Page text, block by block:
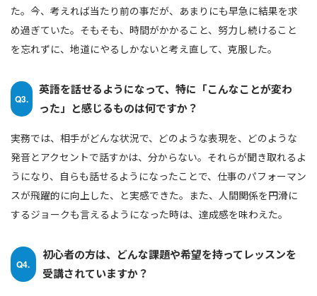
た。今、考えれば当たり前の事だが、あまりにも早急に結果を求
め過ぎていた。そもそも、時間がかかること、努力し続けること
を忘れずに、地道にやるしかないと考え直して、克服した。
Q3.
英語を話せるようになって、特に「こんなことが変わ
った」と感じるものは何ですか？
実務では、相手がどんな状況で、どのような表現を、どのような
発音とアクセントで話すかは、分からない。それらが聞き取れるよ
うになり、自らも話せるようになったことで、仕事のパフォーマン
スが飛躍的に向上した、と実感できた。また、人間関係を円滑に
するジョークも言えるようになった時は、達成感を味わえた。
Q4.
初心者の方は、どんな課題や希望を持ってレッスンを
受講されていますか？